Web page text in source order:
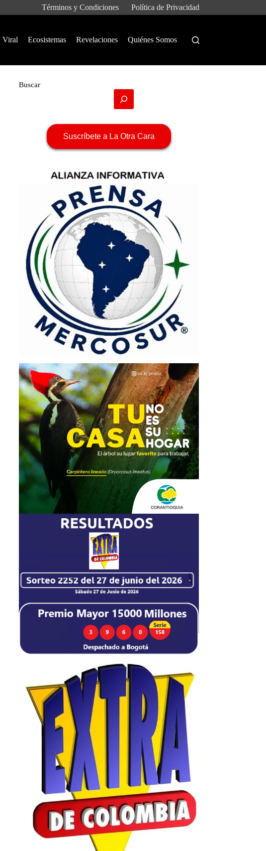
Términos y Condiciones Política de Privacidad
Viral Ecosistemas Revelaciones Quiénes Somos
Buscar
Suscríbete a La Otra Cara